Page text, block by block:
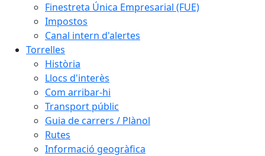
Finestreta Única Empresarial (FUE)
Impostos
Canal intern d'alertes
Torrelles
Història
Llocs d'interès
Com arribar-hi
Transport públic
Guia de carrers / Plànol
Rutes
Informació geogràfica